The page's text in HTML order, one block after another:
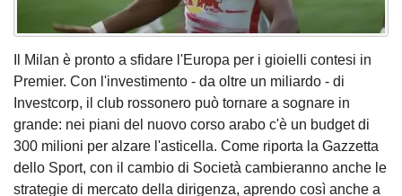
Il Milan è pronto a sfidare l'Europa per i gioielli contesi in
Premier. Con l'investimento - da oltre un miliardo - di
Investcorp, il club rossonero può tornare a sognare in
grande: nei piani del nuovo corso arabo c'è un budget di
300 milioni per alzare l'asticella. Come riporta la Gazzetta
dello Sport, con il cambio di Società cambieranno anche le
strategie di mercato della dirigenza, aprendo così anche a